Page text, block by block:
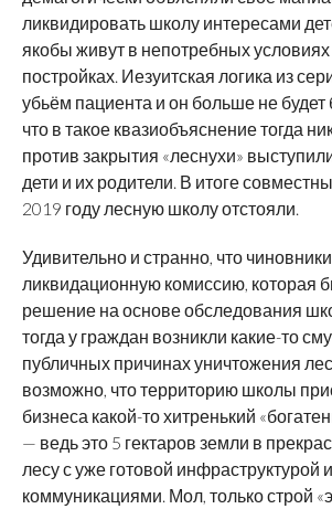
ликвидировать школу интересами
якобы живут в непотребных условиях
постройках. Иезуитская логика из
убьём пациента и он больше не будет
что в такое квазиобъяснение тогда
против закрытия «леснухи»
дети и их родители. В итоге
2019 году лесную школу отстояли.
Удивительно и странно, что
ликвидационную комиссию, которая
решение на основе обследования
тогда у граждан возникли какие-то
публичных причинах уничтожения
возможно, что территорию школы
бизнеса какой-то хитренький
— ведь это 5 гектаров земли в
лесу с уже готовой инфраструктурой и
коммуникациями. Мол, только строй